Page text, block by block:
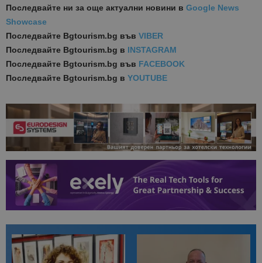
Последвайте ни за още актуални новини в Google News
Showcase
Последвайте Bgtourism.bg във VIBER
Последвайте Bgtourism.bg в INSTAGRAM
Последвайте Bgtourism.bg във FACEBOOK
Последвайте Bgtourism.bg в YOUTUBE